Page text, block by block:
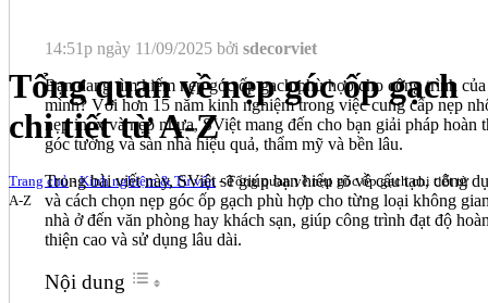
Tổng quan về nẹp góc ốp gạch
chi tiết từ A-Z
Trang chủ-Kinh nghiệm & Tư vấn -Tổng quan về nẹp góc ốp gạch chi tiết từ
A-Z
14:51p ngày 11/09/2025 bởi sdecorviet
Bạn đang tìm kiếm nẹp góc ốp gạch phù hợp cho công trình của
mình? Với hơn 15 năm kinh nghiệm trong việc cung cấp nẹp
nẹp inox và nẹp nhựa, SViệt mang đến cho bạn giải pháp hoàn
góc tường và sàn nhà hiệu quả, thẩm mỹ và bền lâu.
Trong bài viết này, SViệt sẽ giúp bạn hiểu rõ về cấu tạo, công
và cách chọn nẹp góc ốp gạch phù hợp cho từng loại không
nhà ở đến văn phòng hay khách sạn, giúp công trình đạt độ
thiện cao và sử dụng lâu dài.
Nội dung